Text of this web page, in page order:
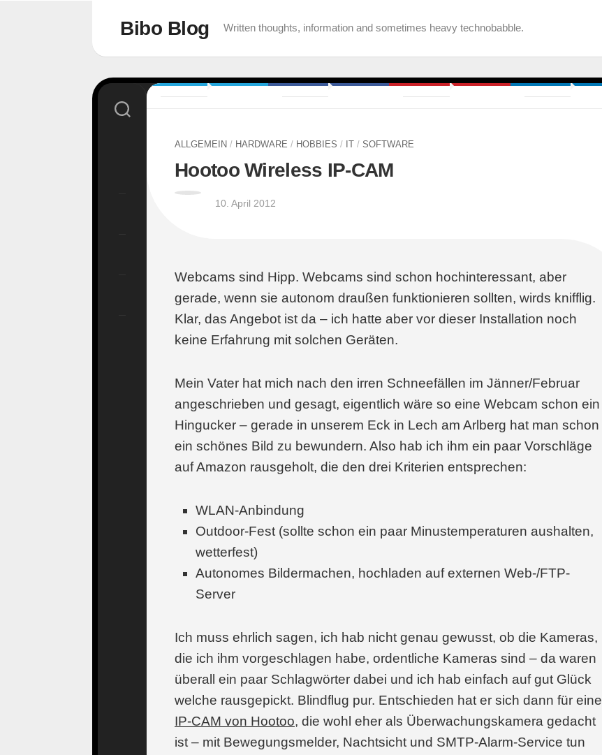
Bibo Blog Written thoughts, information and sometimes heavy technobabble.
ALLGEMEIN / HARDWARE / HOBBIES / IT / SOFTWARE
Hootoo Wireless IP-CAM
10. April 2012
Webcams sind Hipp. Webcams sind schon hochinteressant, aber
gerade, wenn sie autonom draußen funktionieren sollten, wirds knifflig.
Klar, das Angebot ist da – ich hatte aber vor dieser Installation noch
keine Erfahrung mit solchen Geräten.
Mein Vater hat mich nach den irren Schneefällen im Jänner/Februar
angeschrieben und gesagt, eigentlich wäre so eine Webcam schon ein
Hingucker – gerade in unserem Eck in Lech am Arlberg hat man schon
ein schönes Bild zu bewundern. Also hab ich ihm ein paar Vorschläge
auf Amazon rausgeholt, die den drei Kriterien entsprechen:
WLAN-Anbindung
Outdoor-Fest (sollte schon ein paar Minustemperaturen aushalten,
wetterfest)
Autonomes Bildermachen, hochladen auf externen Web-/FTP-
Server
Ich muss ehrlich sagen, ich hab nicht genau gewusst, ob die Kameras,
die ich ihm vorgeschlagen habe, ordentliche Kameras sind – da waren
überall ein paar Schlagwörter dabei und ich hab einfach auf gut Glück
welche rausgepickt. Blindflug pur. Entschieden hat er sich dann für eine
IP-CAM von Hootoo, die wohl eher als Überwachungskamera gedacht
ist – mit Bewegungsmelder, Nachtsicht und SMTP-Alarm-Service tun